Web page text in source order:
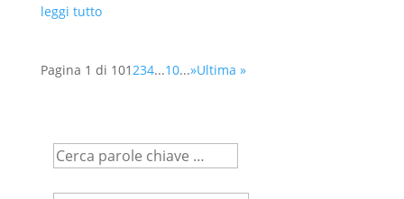
leggi tutto
Pagina 1 di 101234...10...»Ultima »